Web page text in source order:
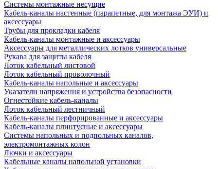
Системы монтажные несущие
Кабель-каналы настенные (парапетные, для монтажа ЭУИ) и
аксессуары
Трубы для прокладки кабеля
Кабель-каналы монтажные и аксессуары
Аксессуары для металлических лотков универсальные
Рукава для защиты кабеля
Лоток кабельный листовой
Лоток кабельный проволочный
Кабель-каналы напольные и аксессуары
Указатели напряжения и устройства безопасности
Огнестойкие кабель-каналы
Лоток кабельный лестничный
Кабель-каналы перфорированные и аксессуары
Кабель-каналы плинтусные и аксессуары
Системы напольных и подпольных каналов,
электромонтажных колон
Лючки и аксессуары
Кабельные каналы напольной установки